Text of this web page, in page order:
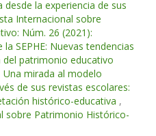
la experiencia de sus
Internacional sobre
Núm. 26 (2021):
SEPHE: Nuevas tendencias
patrimonio educativo
Una mirada al modelo
de sus revistas escolares:
histórico-educativa ,
sobre Patrimonio Histórico-